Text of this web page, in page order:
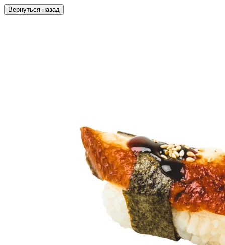
Вернуться назад